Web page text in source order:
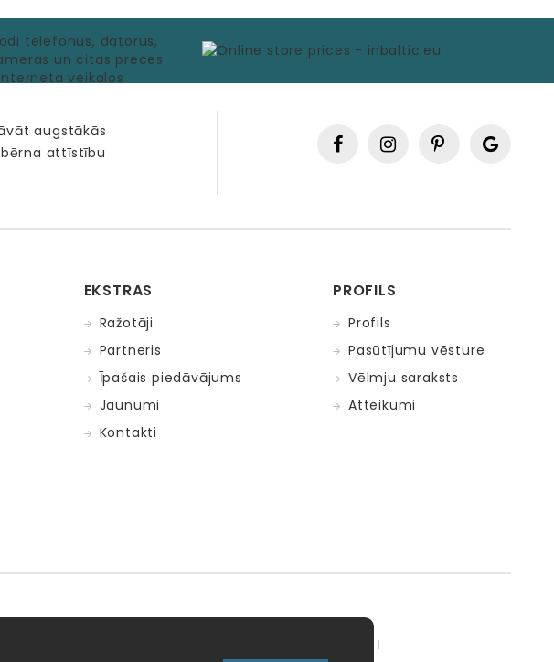
augstākās
attīstību
EKSTRAS
Ražotāji
Partneris
Īpašais piedāvājums
Jaunumi
Kontakti
PROFILS
Profils
Pasūtījumu vēsture
Vēlmju saraksts
Atteikumi